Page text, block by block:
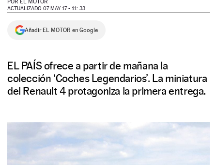
NEWSLETTER
POR EL MOTOR
ACTUALIZADO 07 MAY 17 - 11: 33
Añadir EL MOTOR en Google
EL PAÍS ofrece a partir de mañana la
colección ‘Coches Legendarios’. La miniatura
del Renault 4 protagoniza la primera entrega.